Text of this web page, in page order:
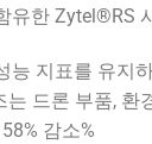
유한 Zytel®RS
능 지표를 유지
드론 부품,
감소%